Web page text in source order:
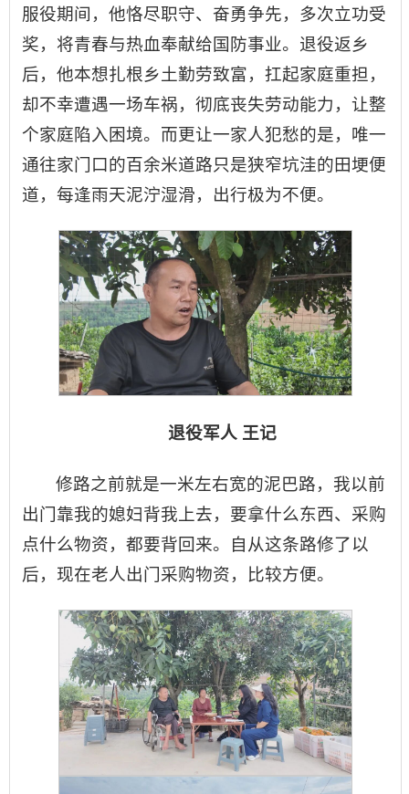
服役期间，他恪尽职守、奋勇争先，多次立功受
奖，将青春与热血奉献给国防事业。退役返乡
后，他本想扎根乡土勤劳致富，扛起家庭重担，
却不幸遭遇一场车祸，彻底丧失劳动能力，让整
个家庭陷入困境。而更让一家人犯愁的是，唯一
通往家门口的百余米道路只是狭窄坑洼的田埂便
道，每逢雨天泥泞湿滑，出行极为不便。
退役军人 王记
修路之前就是一米左右宽的泥巴路，我以前
出门靠我的媳妇背我上去，要拿什么东西、采购
点什么物资，都要背回来。自从这条路修了以
后，现在老人出门采购物资，比较方便。